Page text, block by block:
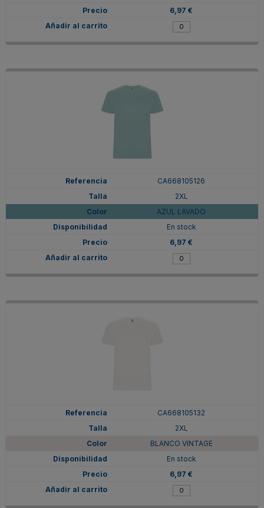
6,97 €
CA668105126
2XL
AZUL LAVADO
En stock
6,97 €
CA668105132
2XL
BLANCO VINTAGE
En stock
6,97 €